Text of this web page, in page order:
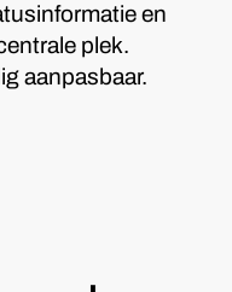
en
plek.
aanpasbaar.